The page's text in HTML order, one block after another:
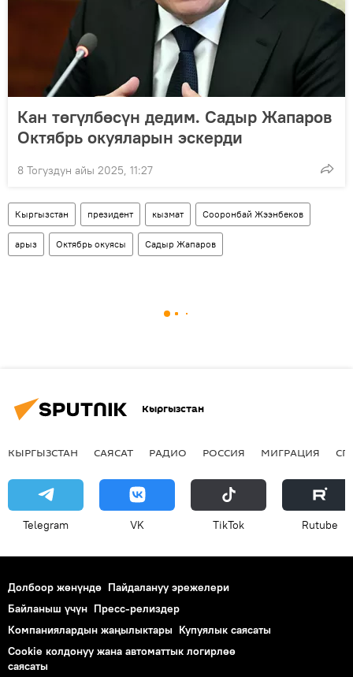
Кан төгүлбөсүн дедим. Садыр Жапаров
Октябрь окуяларын эскерди
8 Тогуздун айы 2025, 11:27
Кыргызстан президент кызмат Сооронбай Жээнбеков
арыз Октябрь окуясы Садыр Жапаров
Кыргызстан
КЫРГЫЗСТАН САЯСАТ РАДИО РОССИЯ МИГРАЦИЯ
Telegram VK ТikТоk Rutube
Долбоор жөнүндө Пайдалануу эрежелери
Байланыш үчүн Пресс-релиздер
Компаниялардын жаңылыктары Купуялык саясаты
Cookie колдонуу жана автоматтык логирлөө
саясаты